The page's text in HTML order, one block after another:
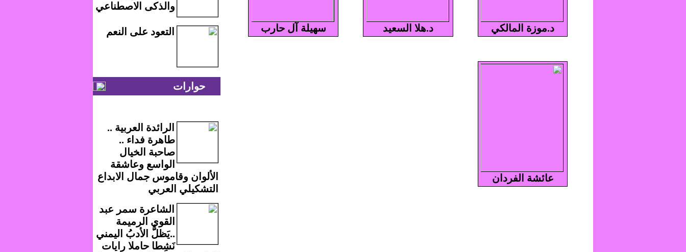
د.موزة المالكي د.هلا السعيد سهيلة آل حارب
عائشة الفردان
والذكى الاصطناعي
التعود على النعم
حوارات
الرائدة العربية ..
طاهرة فداء ..
صاحبة الخيال
الواسع وعاشقة
الألوان وقاموس جمال الابداع
التشكيلي العربي
الشاعرة سمر عبد
القوي الرميمة
..يَظلُّ الأدبُ اليمني
نَشِطا حاملا رايات